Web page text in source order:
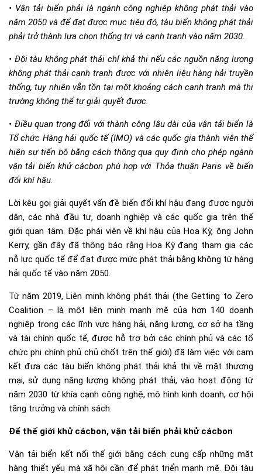
• Vận tải biển phải là ngành công nghiệp không phát thải vào
năm 2050 và để đạt được mục tiêu đó, tàu biển không phát thải
phải trở thành lựa chọn thống trị và cạnh tranh vào năm 2030.
• Đội tàu không phát thải chỉ khả thi nếu các nguồn năng lượng
không phát thải cạnh tranh được với nhiên liệu hàng hải truyền
thống, tuy nhiên vẫn tồn tại một khoảng cách cạnh tranh mà thị
trường không thể tự giải quyết được.
• Điều quan trọng đối với thành công lâu dài của vận tải biển là
Tổ chức Hàng hải quốc tế (IMO) và các quốc gia thành viên thể
hiện sự tiến bộ bằng cách thông qua quy định cho phép ngành
vận tải biển khử cácbon phù hợp với Thỏa thuận Paris về biến
đổi khí hậu.
Lời kêu gọi giải quyết vấn đề biến đổi khí hậu đang được người
dân, các nhà đầu tư, doanh nghiệp và các quốc gia trên thế
giới quan tâm. Đặc phái viên về khí hậu của Hoa Kỳ, ông John
Kerry, gần đây đã thông báo rằng Hoa Kỳ đang tham gia các
nỗ lực quốc tế để đạt được mức phát thải bằng không từ hàng
hải quốc tế vào năm 2050.
Từ năm 2019, Liên minh không phát thải (the Getting to Zero
Coalition – là một liên minh mạnh mẽ của hơn 140 doanh
nghiệp trong các lĩnh vực hàng hải, năng lượng, cơ sở hạ tầng
và tài chính quốc tế, được hỗ trợ bởi các chính phủ và các tổ
chức phi chính phủ chủ chốt trên thế giới) đã làm việc với cam
kết đưa các tàu biển không phát thải khả thi về mặt thương
mại, sử dụng năng lượng không phát thải, vào hoạt động từ
năm 2030 từ khía cạnh công nghệ, mô hình kinh doanh, cơ hội
tăng trưởng và chính sách.
Để thế giới khử cácbon, vận tải biển phải khử cácbon
Vận tải biển kết nối thế giới bằng cách cung cấp những mặt
hàng thiết yếu mà xã hội cần để phát triển mạnh mẽ. Đội tàu